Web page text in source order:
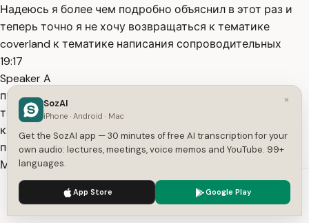
Надеюсь я более чем подробно объяснил в этот раз и
теперь точно я не хочу возвращаться к тематике
coverland к тематике написания сопроводительных
19:17
Speaker A
писем оставлю это здесь в Ютубе кстати небольшая
текстовая версия этого ролика есть моем Telegram
канале Можешь сохранить Просто на будущее как бы
пользоваться тем о чем я сейчас видеоролики сказал
Можешь залетать сохранять в заметочки и
пользоваться как ни крути ключом к написанию
19:40
Speaker A
We use cookies to enhance your experience.
×
SozAI
iPhone · Android · Mac
Get the SozAI app — 30 minutes of free AI transcription for your
own audio: lectures, meetings, voice memos and YouTube. 99+
languages.
App Store Google Play